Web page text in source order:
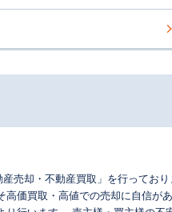
売却・不動産買取」を行っており
価買取・高値での売却に自信が